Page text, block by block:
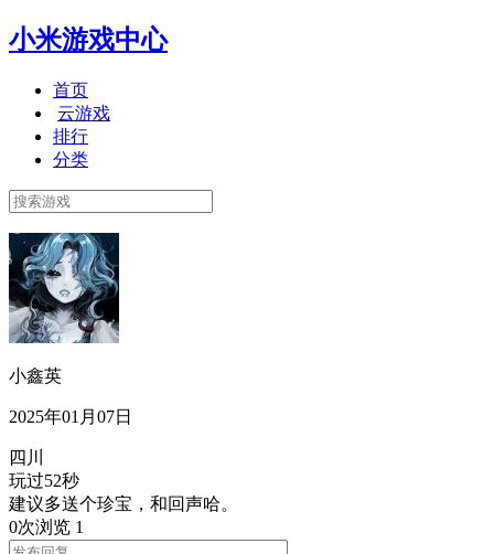
小米游戏中心
首页
云游戏
排行
分类
小鑫英
2025年01月07日
四川
玩过52秒
建议多送个珍宝，和回声哈。
0次浏览 1